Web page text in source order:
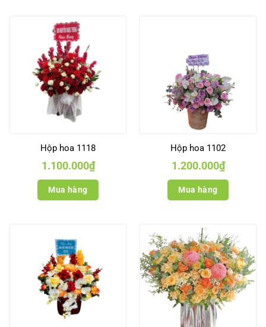
Hộp hoa 1118
1.100.000₫
Mua hàng
Hộp hoa 1102
1.200.000₫
Mua hàng